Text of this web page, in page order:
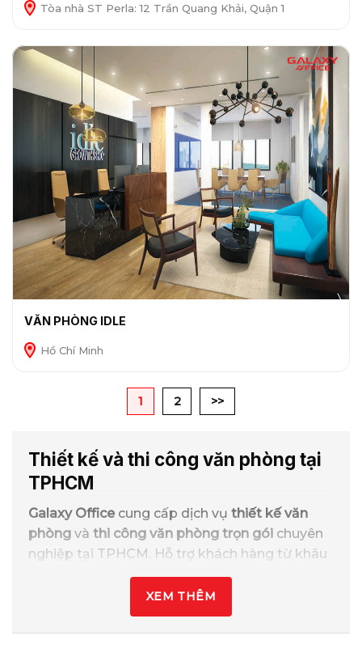
Tòa nhà ST Perla: 12 Trần Quang Khải, Quận 1
VĂN PHÒNG IDLE
Hồ Chí Minh
1 2 >>
Thiết kế và thi công văn phòng tại
TPHCM
Galaxy Officecung cấp dịch vụ thiết kế văn
phòng và thi công văn phòng trọn gói chuyên
nghiệp tại TPHCM. Hỗ trợ khách hàng từ khâu
khảo sát mặt bằng đến hoàn thiện nội thất và
bàn giao, giúp doanh nghiệp tiết kiệm thời
gian, công sức và chi phí.
XEM THÊM